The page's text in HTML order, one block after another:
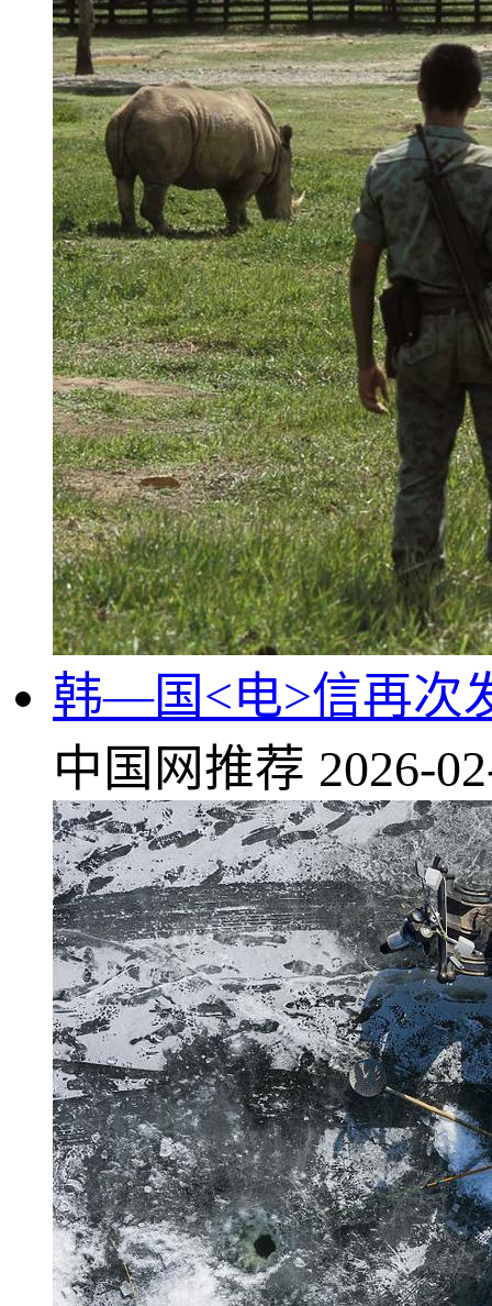
韩—国<电>信再次
中国网推荐 2026-